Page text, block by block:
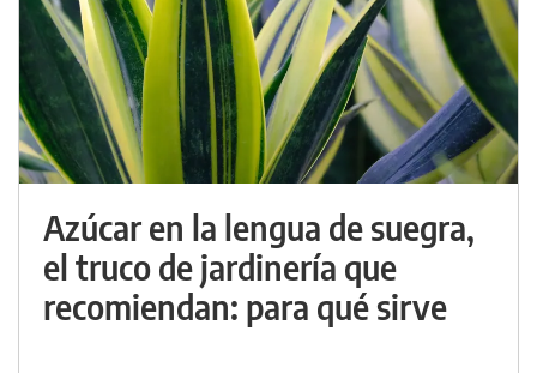
Azúcar en la lengua de suegra,
el truco de jardinería que
recomiendan: para qué sirve